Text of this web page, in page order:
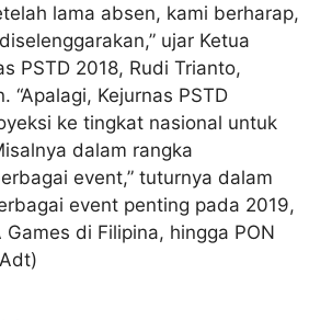
lama absen, kami berharap,
ujar Ketua
PSTD 2018, Rudi Trianto,
“Apalagi, Kejurnas PSTD
ke tingkat nasional untuk
dalam rangka
event,” tuturnya dalam
event penting pada 2019,
Games di Filipina, hingga PON